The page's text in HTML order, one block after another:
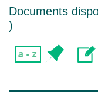
Documents
)